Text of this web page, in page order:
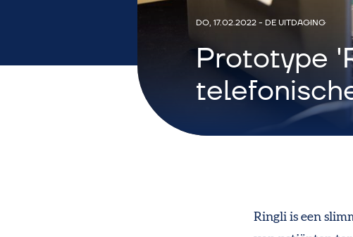
DO, 17.02.2022- DE UITDAGING
Prototype
Ringli is een